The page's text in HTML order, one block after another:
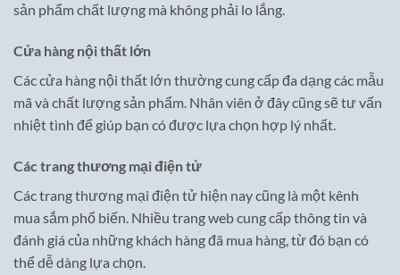
sản phẩm chất lượng mà không phải lo lắng.
Cửa hàng nội thất lớn
Các cửa hàng nội thất lớn thường cung cấp đa dạng các mẫu
mã và chất lượng sản phẩm. Nhân viên ở đây cũng sẽ tư vấn
nhiệt tình để giúp bạn có được lựa chọn hợp lý nhất.
Các trang thương mại điện tử
Các trang thương mại điện tử hiện nay cũng là một kênh
mua sắm phổ biến. Nhiều trang web cung cấp thông tin và
đánh giá của những khách hàng đã mua hàng, từ đó bạn có
thể dễ dàng lựa chọn.